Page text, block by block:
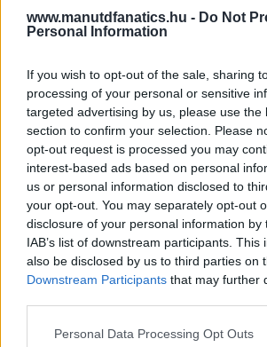
www.manutdfanatics.hu - Do Not
Personal Information
If you wish to opt-out of the sale, sharing
processing of your personal or sensitive
targeted advertising by us, please use the
section to confirm your selection. Please
opt-out request is processed you may
interest-based ads based on personal
us or personal information disclosed to
your opt-out. You may separately opt-out
disclosure of your personal information by
IAB’s list of downstream participants. This
also be disclosed by us to third parties on
Downstream Participants that may further
Please note that this website/app uses
Personal Data Processing Opt Outs